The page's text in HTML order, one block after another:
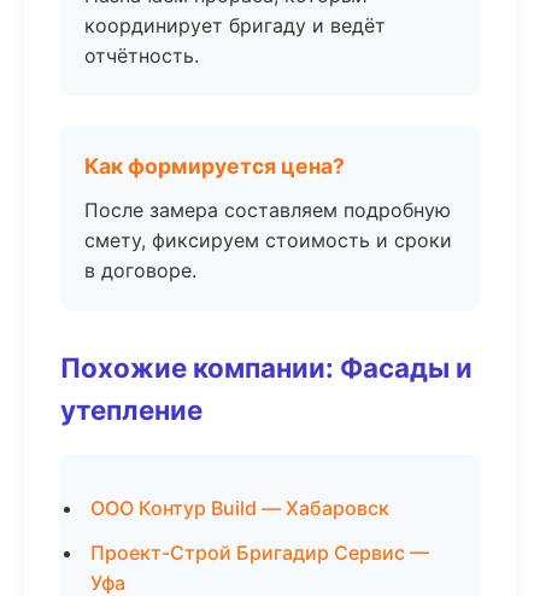
координирует бригаду и ведёт
отчётность.
Как формируется цена?
После замера составляем подробную
смету, фиксируем стоимость и сроки
в договоре.
Похожие компании: Фасады и
утепление
ООО Контур Build — Хабаровск
Проект-Строй Бригадир Сервис —
Уфа